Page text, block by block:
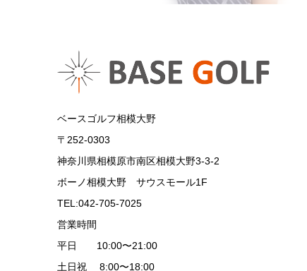
ベースゴルフ相模大野
〒252-0303
神奈川県相模原市南区相模大野3-3-2
ボーノ相模大野 サウスモール1F
TEL:042-705-7025
営業時間
平日 10:00〜21:00
土日祝 8:00〜18:00